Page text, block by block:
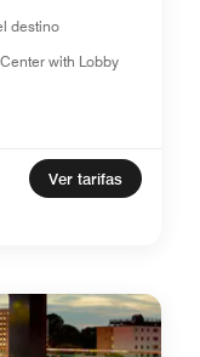
destino
with Lobby
Ver tarifas